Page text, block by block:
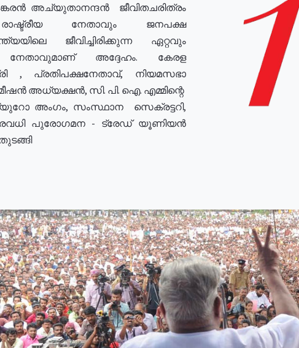
അച്യുതാനന്ദൻ ജീവിതചരിത്രം
നേതാവും ജനപക്ഷ
ജീവിച്ചിരിക്കുന്ന ഏറ്റവും
നേതാവുമാണ് അദ്ദേഹം. കേരള
, പ്രതിപക്ഷനേതാവ്, നിയമസഭാ
അധ്യക്ഷൻ, സി. പി. ഐ. എമ്മിന്റെ
അംഗം, സംസ്ഥാന സെക്രട്ടറി,
പുരോഗമന - ട്രേഡ് യൂണിയൻ